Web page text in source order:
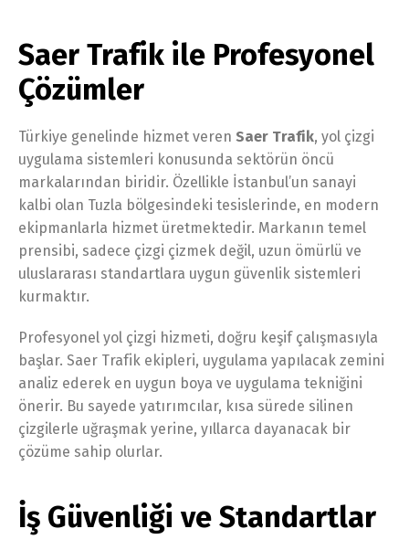
Saer Trafik ile Profesyonel
Çözümler
Türkiye genelinde hizmet veren Saer Trafik, yol çizgi
uygulama sistemleri konusunda sektörün öncü
markalarından biridir. Özellikle İstanbul’un sanayi
kalbi olan Tuzla bölgesindeki tesislerinde, en modern
ekipmanlarla hizmet üretmektedir. Markanın temel
prensibi, sadece çizgi çizmek değil, uzun ömürlü ve
uluslararası standartlara uygun güvenlik sistemleri
kurmaktır.
Profesyonel yol çizgi hizmeti, doğru keşif çalışmasıyla
başlar. Saer Trafik ekipleri, uygulama yapılacak zemini
analiz ederek en uygun boya ve uygulama tekniğini
önerir. Bu sayede yatırımcılar, kısa sürede silinen
çizgilerle uğraşmak yerine, yıllarca dayanacak bir
çözüme sahip olurlar.
İş Güvenliği ve Standartlar